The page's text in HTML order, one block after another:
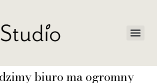
biuro ma ogromny